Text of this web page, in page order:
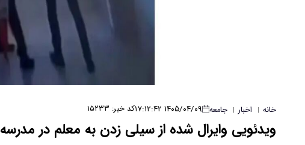
خانه | اخبار | جامعه ۱۴۰۵/۰۴/۰۹ ۱۷:۱۲:۴۲ کد خبر: ۱۵۲۳۳
ویدئویی وایرال شده از سیلی زدن به معلم در مدرسه